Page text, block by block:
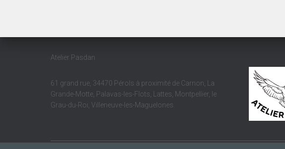
Atelier Pasdan
61 grand rue, 34470 Pérols à proximité de Carnon, La
Grande-Motte, Palavas-les-Flots, Lattes, Montpellier, le
Grau-du-Roi, Villeneuve-les-Maguelones.